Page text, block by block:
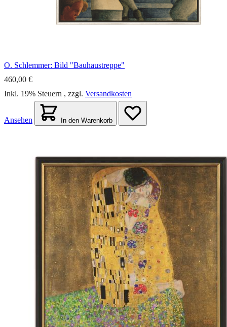
O. Schlemmer: Bild "Bauhaustreppe"
460,00 €
Inkl. 19% Steuern , zzgl. Versandkosten
Ansehen In den Warenkorb